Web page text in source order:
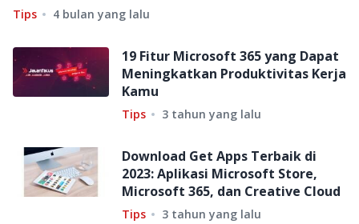
Tips 4 bulan yang lalu
19 Fitur Microsoft 365 yang Dapat
Meningkatkan Produktivitas Kerja
Kamu
Tips 3 tahun yang lalu
Download Get Apps Terbaik di
2023: Aplikasi Microsoft Store,
Microsoft 365, dan Creative Cloud
Tips 3 tahun yang lalu